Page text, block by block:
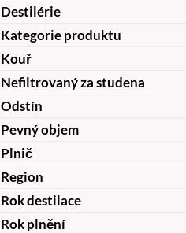
Destilérie
Kategorie produktu
Kouř
Nefiltrovaný za studena
Odstín
Pevný objem
Plnič
Region
Rok destilace
Rok plnění